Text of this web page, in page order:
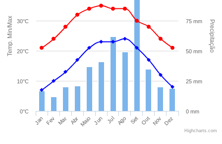
Temp. Min/Max Precipitação
Jan Fev Mar Abr Maio Jun Jul Ago Set Out Nov Dez
0°C
10°C
20°C
30°C
0 mm
25 mm
50 mm
75 mm
Highcharts.com